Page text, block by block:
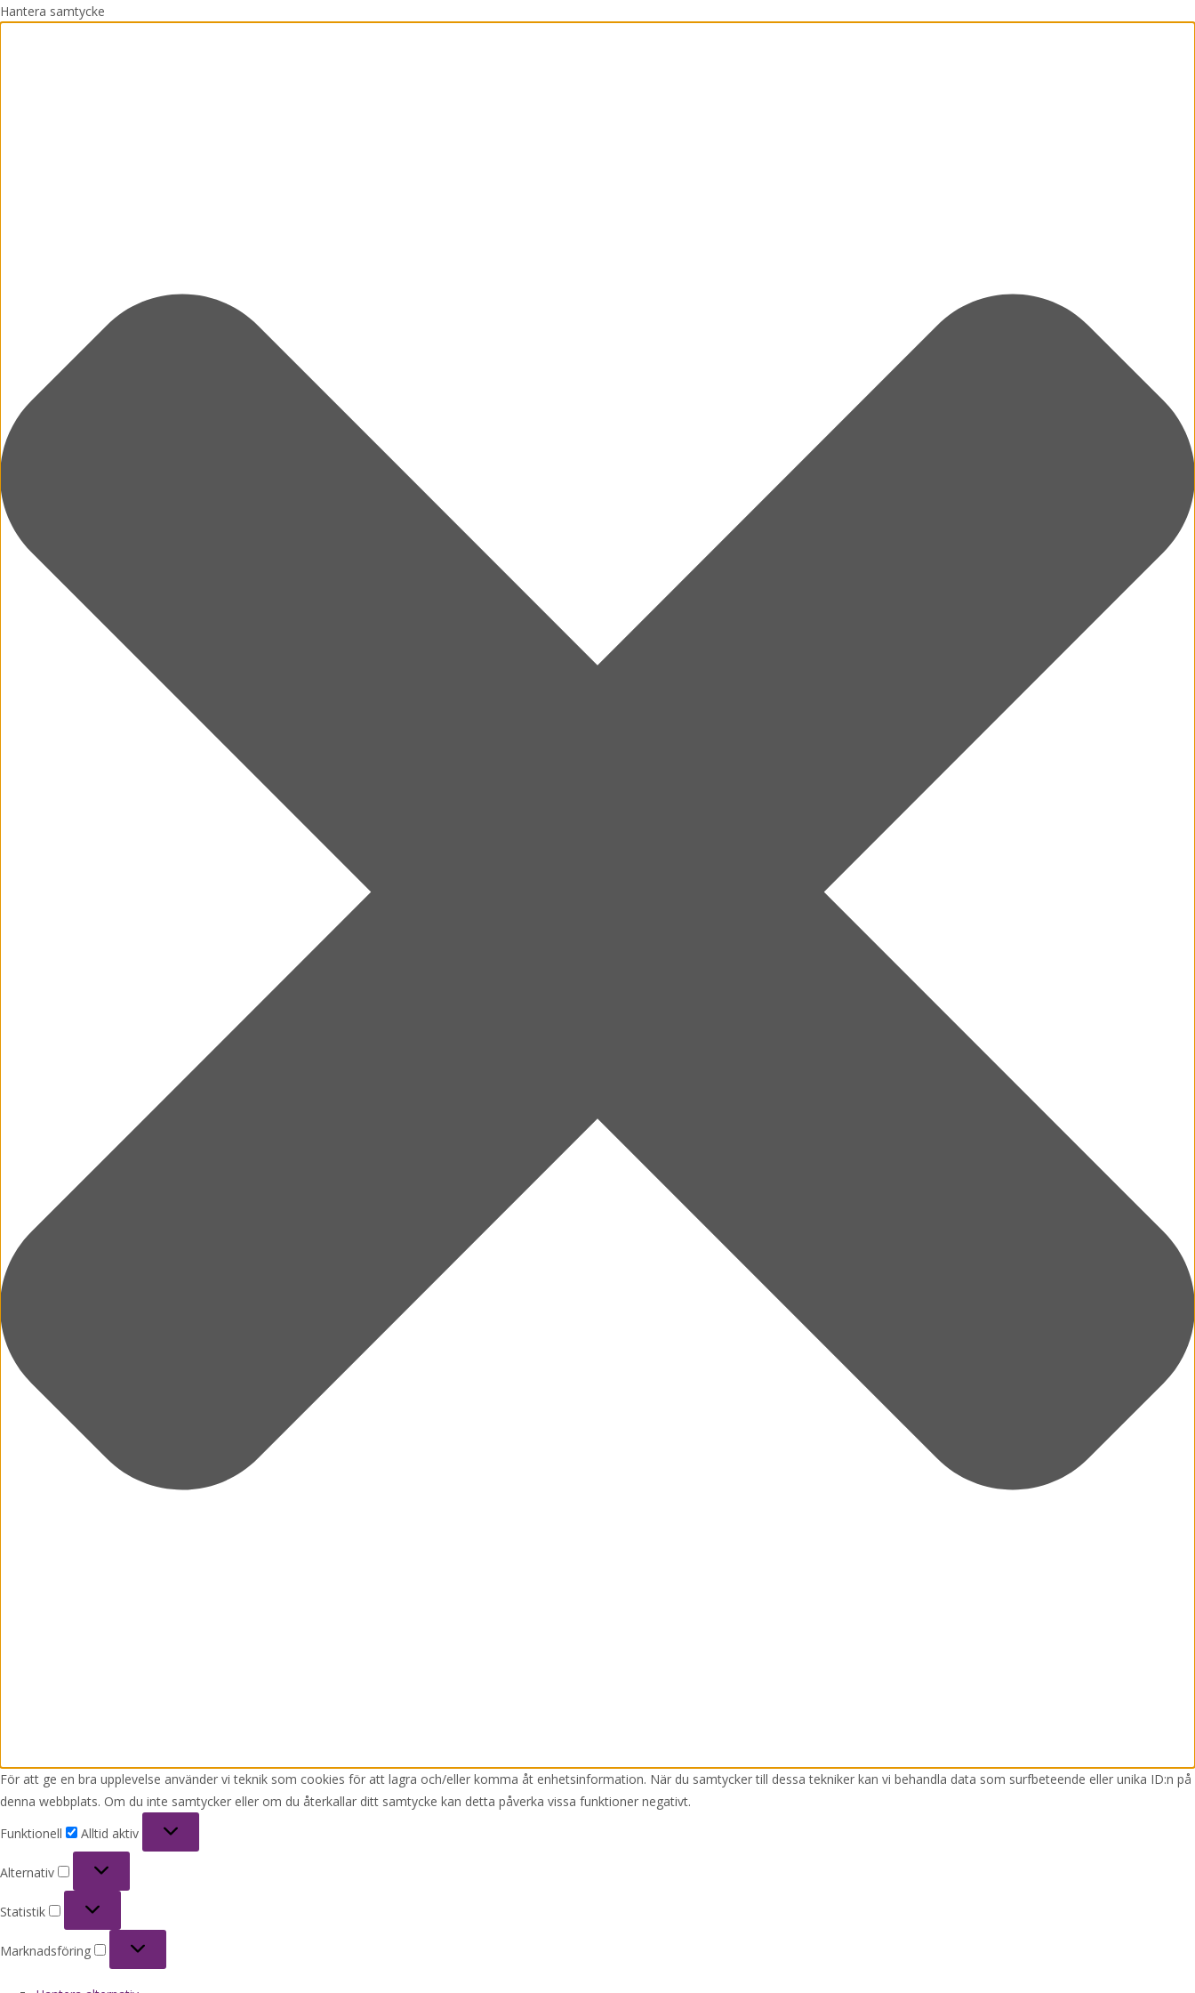
Hantera samtycke
För att ge en bra upplevelse använder vi teknik som cookies för att lagra och/eller komma åt enhetsinformation. När du samtycker till dessa tekniker kan vi behandla data som surfbeteende eller unika ID:n på
denna webbplats. Om du inte samtycker eller om du återkallar ditt samtycke kan detta påverka vissa funktioner negativt.
Funktionell
Alltid aktiv
Alternativ
Statistik
Marknadsföring